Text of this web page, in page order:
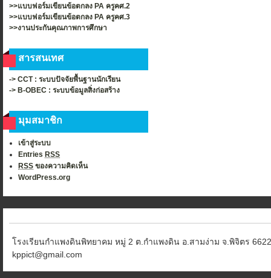
>>แบบฟอร์มเขียนข้อตกลง PA ครูคศ.2
>>แบบฟอร์มเขียนข้อตกลง PA ครูคศ.3
>>งานประกันคุณภาพการศึกษา
สารสนเทศ
-> CCT : ระบบปัจจัยพื้นฐานนักเรียน
-> B-OBEC : ระบบข้อมูลสิ่งก่อสร้าง
มุมสมาชิก
เข้าสู่ระบบ
Entries RSS
RSS ของความคิดเห็น
WordPress.org
โรงเรียนกำแพงดินพิทยาคม หมู่ 2 ต.กำแพงดิน อ.สามง่าม จ.พิจิตร
kppict@gmail.com